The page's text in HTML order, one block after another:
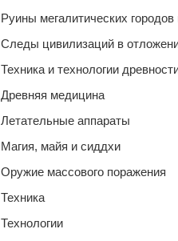
Руины мегалитических
Следы цивилизаций в
Техника и технологии
Древняя медицина
Летательные аппараты
Магия, майя и сиддхи
Оружие массового поражения
Техника
Технологии